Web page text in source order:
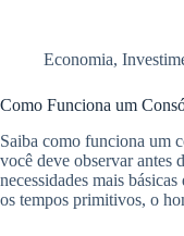
Economia,
Como Funciona um
Saiba como funciona um
você deve observar
necessidades mais
os tempos primitivos, o